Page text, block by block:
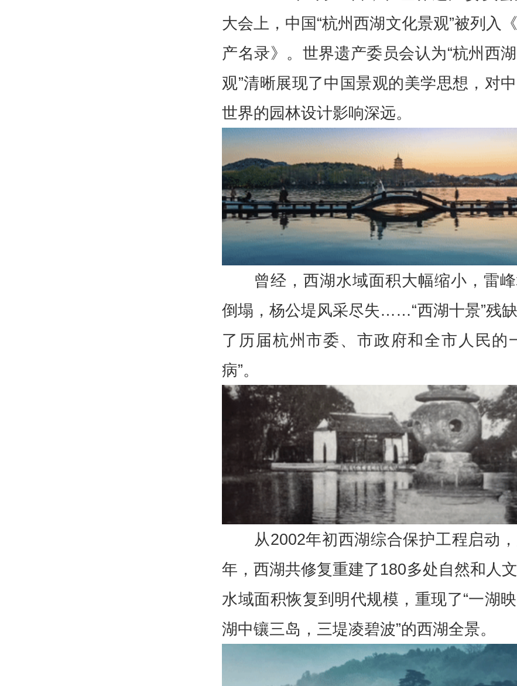
大会上，中国“杭州西湖文化景观”被列入
产名录》。世界遗产委员会认为“杭州西
观”清晰展现了中国景观的美学思想，对
世界的园林设计影响深远。
曾经，西湖水域面积大幅缩小，雷
倒塌，杨公堤风采尽失……“西湖十景”残
了历届杭州市委、市政府和全市人民的
病”。
从2002年初西湖综合保护工程启动
年，西湖共修复重建了180多处自然和人文
水域面积恢复到明代规模，重现了“一湖映
湖中镶三岛，三堤凌碧波”的西湖全景。